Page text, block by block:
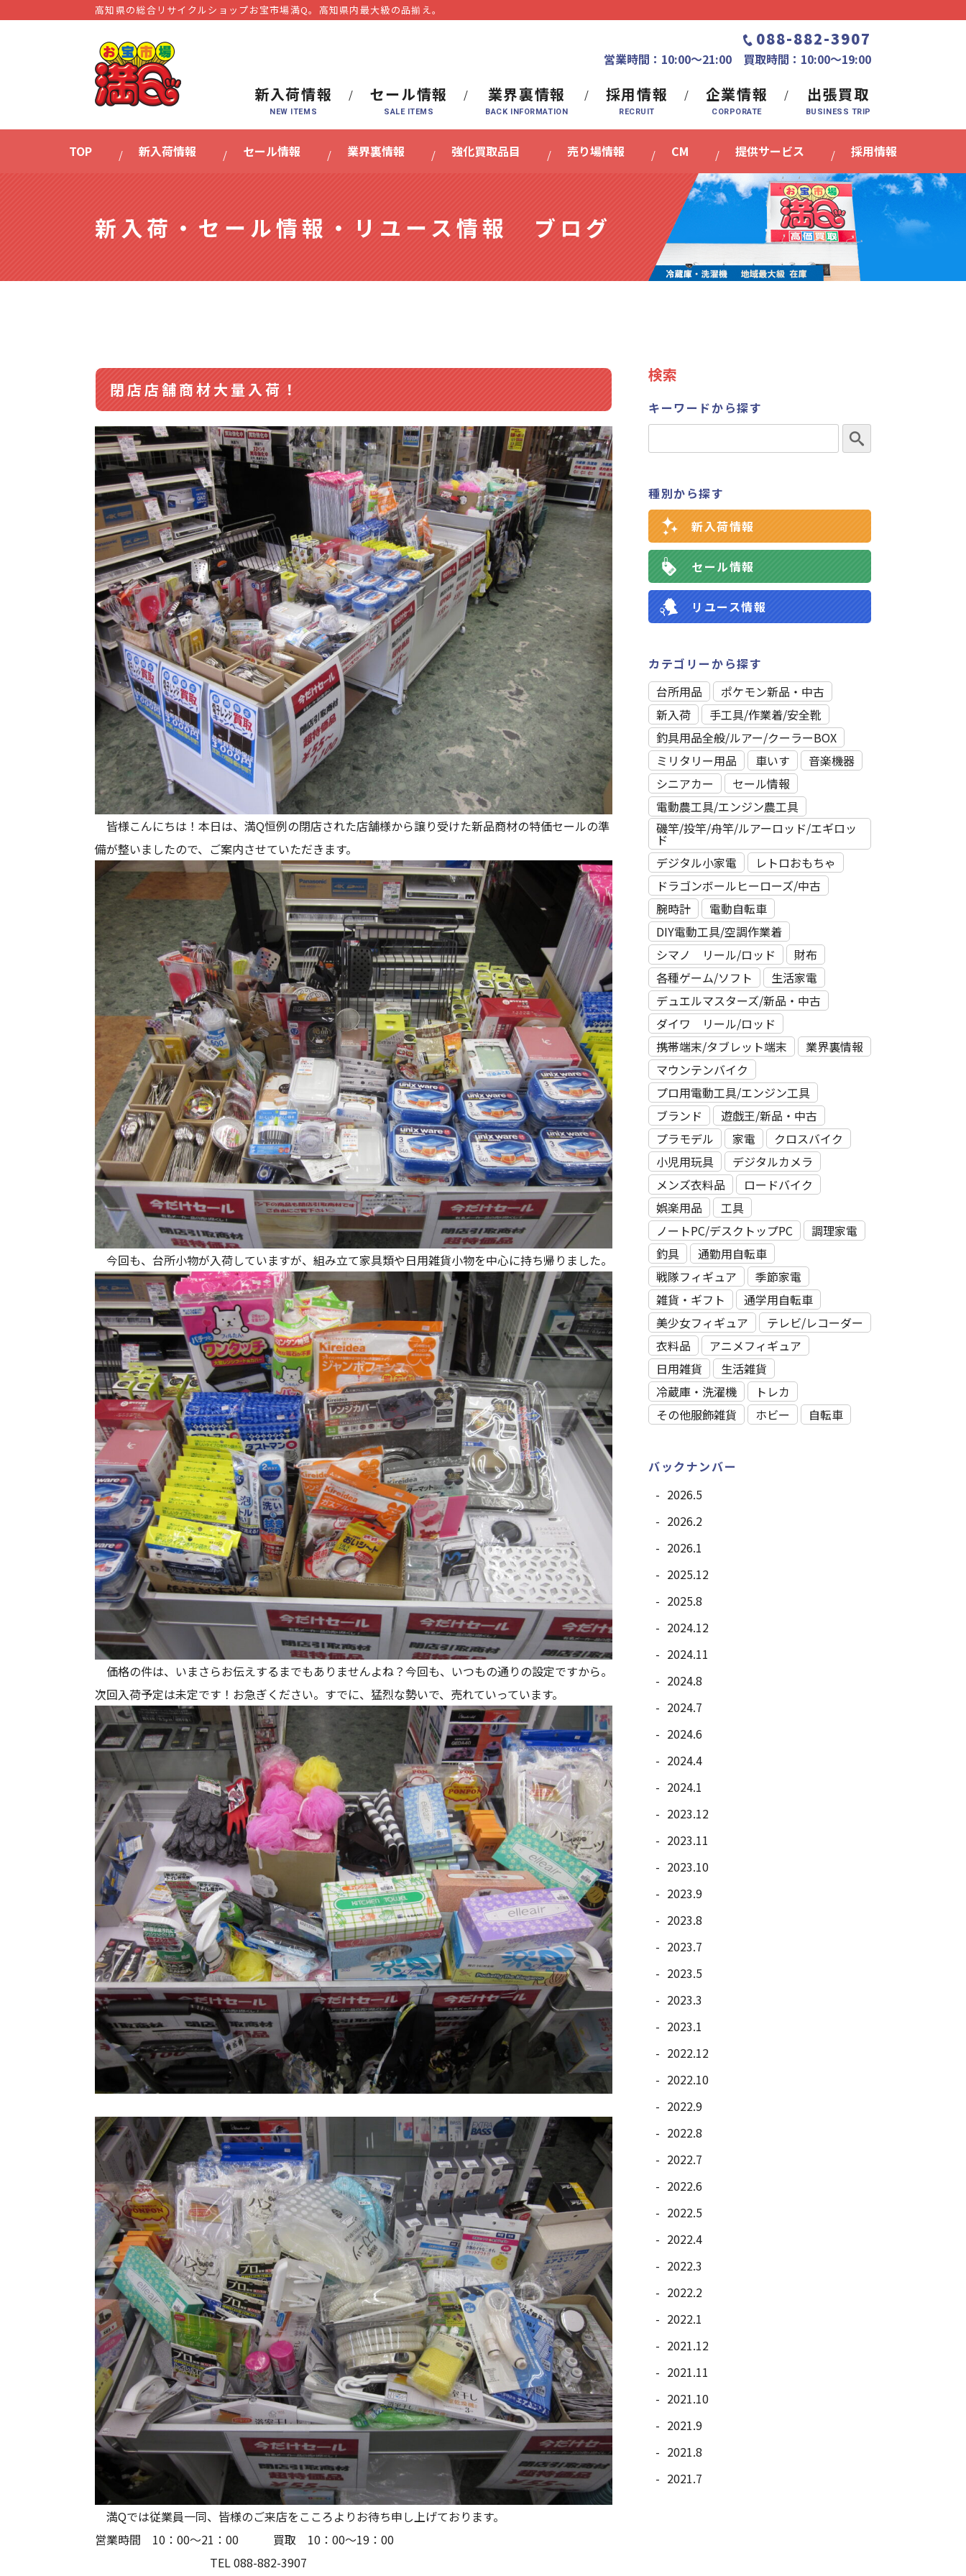
高知県の総合リサイクルショップお宝市場満Q。⾼知県内最⼤級の品揃え。
088-882-3907
営業時間：10:00〜21:00 買取時間：10:00～19:00
新入荷情報 セール情報 業界裏情報 採用情報 企業情報 出張買取
TOP 新入荷情報 セール情報 業界裏情報 強化買取品目 売り場情報 CM 提供サービス 採用情報
新入荷・セール情報・リユース情報 ブログ
閉店店舗商材大量入荷！
皆様こんにちは！本日は、満Q恒例の閉店された店舗様から譲り受けた新品商材の特価セールの準
備が整いましたので、ご案内させていただきます。
今回も、台所小物が入荷していますが、組み立て家具類や日用雑貨小物を中心に持ち帰りました。
価格の件は、いまさらお伝えするまでもありませんよね？今回も、いつもの通りの設定ですから。
次回入荷予定は未定です！お急ぎください。すでに、猛烈な勢いで、売れていっています。
満Qでは従業員一同、皆様のご来店をこころよりお待ち申し上げております。
営業時間 10：00～21：00 買取 10：00～19：00
TEL 088-882-3907
検索
キーワードから探す
種別から探す
新入荷情報
セール情報
リユース情報
カテゴリーから探す
台所用品
ポケモン新品・中古
新入荷
⼿⼯具/作業着/安全靴
釣具用品全般/ルアー/クーラーBOX
ミリタリー用品
車いす
音楽機器
シニアカー
セール情報
電動農工具/エンジン農工具
磯竿/投竿/舟竿/ルアーロッド/エギロッ
ド
デジタル小家電
レトロおもちゃ
ドラゴンボールヒーローズ/中古
腕時計
電動自転車
DIY電動工具/空調作業着
シマノ リール/ロッド
財布
各種ゲーム/ソフト
生活家電
デュエルマスターズ/新品・中古
ダイワ リール/ロッド
携帯端末/タブレット端末
業界裏情報
マウンテンバイク
プロ用電動⼯具/エンジン⼯具
ブランド
遊戯王/新品・中古
プラモデル
家電
クロスバイク
小児用玩具
デジタルカメラ
メンズ衣料品
ロードバイク
娯楽用品
工具
ノートPC/デスクトップPC
調理家電
釣具
通勤用自転車
戦隊フィギュア
季節家電
雑貨・ギフト
通学用自転車
美少女フィギュア
テレビ/レコーダー
衣料品
アニメフィギュア
日用雑貨
⽣活雑貨
冷蔵庫・洗濯機
トレカ
その他服飾雑貨
ホビー 自転車
バックナンバー
2026.5
2026.2
2026.1
2025.12
2025.8
2024.12
2024.11
2024.8
2024.7
2024.6
2024.4
2024.1
2023.12
2023.11
2023.10
2023.9
2023.8
2023.7
2023.5
2023.3
2023.1
2022.12
2022.10
2022.9
2022.8
2022.7
2022.6
2022.5
2022.4
2022.3
2022.2
2022.1
2021.12
2021.11
2021.10
2021.9
2021.8
2021.7